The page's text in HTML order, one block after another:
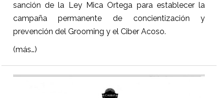
sanción de la Ley Mica Ortega para establecer la
campaña permanente de concientización y
prevención del Grooming y el Ciber Acoso.
(más…)